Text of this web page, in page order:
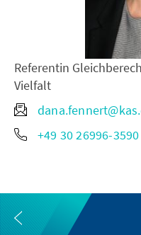
Referentin
Vielfalt
+49 30 26996-3590